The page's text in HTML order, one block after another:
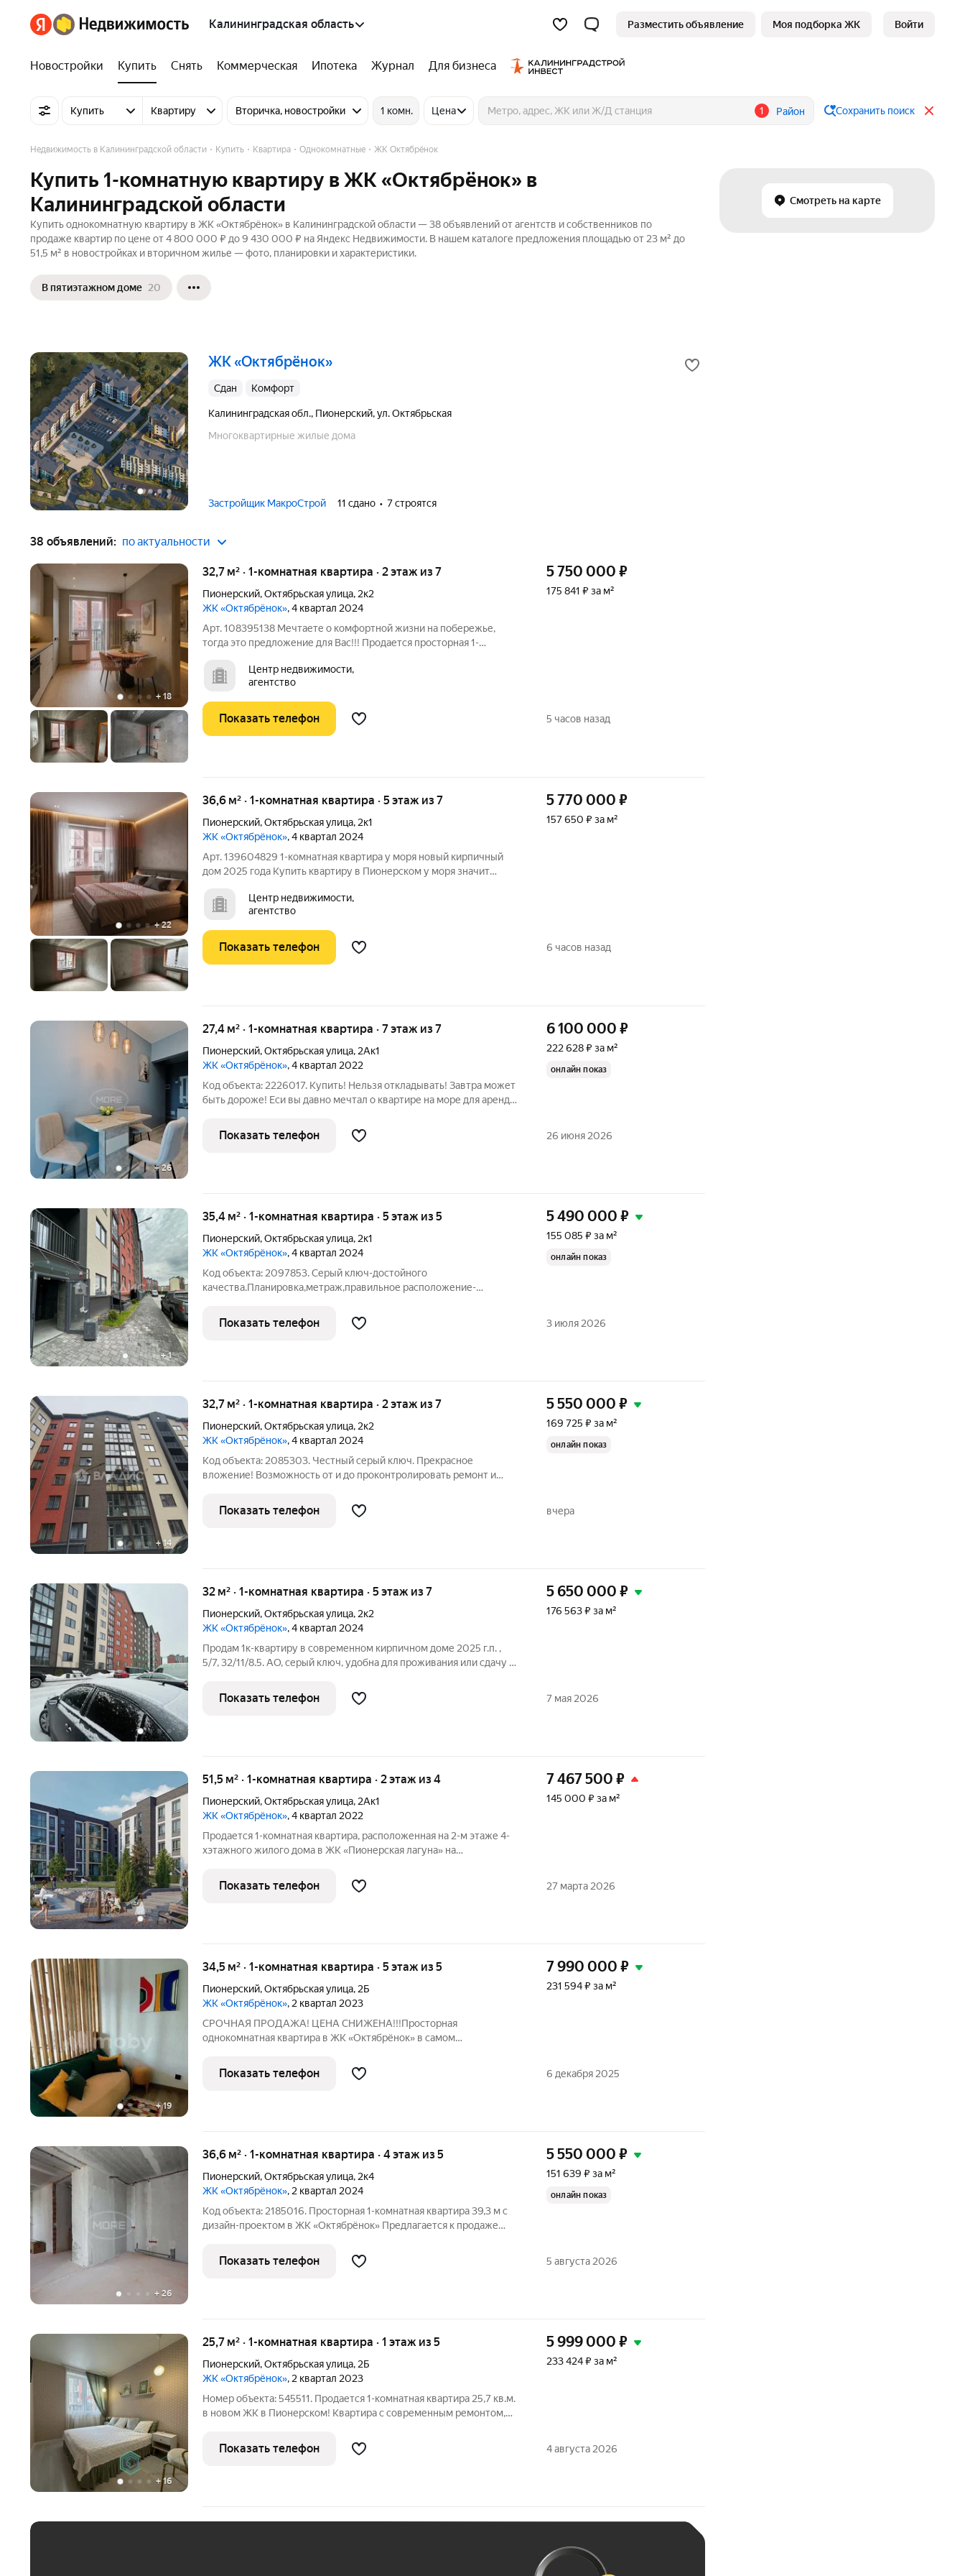
Калининградская область Разместить объявление Моя подборка ЖК Войти
Новостройки Купить Снять Коммерческая Ипотека Журнал Для бизнеса
Купить Квартиру Вторичка, новостройки 1 комн. Цена 1 Район Сохранить поиск
Смотреть на карте
Недвижимость в Калининградской области Купить Квартира Однокомнатные ЖК Октябрёнок
Купить 1-комнатную квартиру в ЖК «Октябрёнок» в
Калининградской области
Купить однокомнатную квартиру в ЖК «Октябрёнок» в Калининградской области — 38 объявлений от агентств и собственников по
продаже квартир по цене от 4 800 000 ₽ до 9 430 000 ₽ на Яндекс Недвижимости. В нашем каталоге предложения площадью от 23 м² до
51,5 м² в новостройках и вторичном жилье — фото, планировки и характеристики.
В пятиэтажном доме 20
ЖК «Октябрёнок»
Сдан комфорт
Калининградская обл., Пионерский,ул. Октябрьская
Многоквартирные жилые дома
Застройщик МакроСтрой 11 сдано 7 строятся
38 объявлений: по актуальности
+ 18
32,7 м² · 1-комнатная квартира · 2 этаж из 7
Пионерский,Октябрьская улица, 2к2
ЖК «Октябрёнок», 4 квартал 2024
Арт. 108395138 Мечтаете о комфортной жизни на побережье,
тогда это предложение для Вас!!! Продается просторная 1-
комфорт-класса «Октябренок», расположенного в
привлекательном и стремительно
Центр недвижимости,
агентство
5 750 000 ₽
175 841 ₽ за м²
Показать телефон 5 часов назад
+22
36,6 м² · 1-комнатная квартира · 5 этаж из 7
Пионерский,Октябрьская улица, 2к1
ЖК «Октябрёнок», 4 квартал 2024
Арт. 139604829 1-комнатная квартира у моря новый кирпичный
дом 2025 года Купить квартиру в Пионерском у моря значит
недвижимость, которая с каждым годом становится только
ценнее. Предлагается к продаже
Центр недвижимости,
агентство
5 770 000 ₽
157 650 ₽ за м²
Показать телефон 6 часов назад
+26
27,4 м² · 1-комнатная квартира · 7 этаж из 7
Пионерский,Октябрьская улица, 2Ак1
ЖК «Октябрёнок», 4 квартал 2022
Код объекта: 2226017. Купить! Нельзя откладывать! Завтра может
быть дороже! Еси вы давно мечтал о квартире на море для аренды
Пионерском: идеальное решение для жизни и инвестиций
6 100 000 ₽
222 628 ₽ за м²
онлайн показ
Показать телефон 26 июня 2026
+1
35,4 м² · 1-комнатная квартира · 5 этаж из 5
Пионерский,Октябрьская улица, 2к1
ЖК «Октябрёнок», 4 квартал 2024
Код объекта: 2097853. Серый ключ-достойного
качества.Планировка,метраж,правильное расположение-
и организации пространства. Именно это место- необычайным
образом притягивает,собирает вокруг
5 490 000 ₽
155 085 ₽ за м²
онлайн показ
Показать телефон 3 июля 2026
+14
32,7 м² · 1-комнатная квартира · 2 этаж из 7
Пионерский,Октябрьская улица, 2к2
ЖК «Октябрёнок», 4 квартал 2024
Код объекта: 2085303. Честный серый ключ. Прекрасное
вложение! Возможность от и до проконтролировать ремонт и
панорамными окнами,на втором этаже(есть лифт). Комплекс из
керамического кирпича с
5 550 000 ₽
169 725 ₽ за м²
онлайн показ
Показать телефон вчера
32 м² · 1-комнатная квартира · 5 этаж из 7
Пионерский,Октябрьская улица, 2к2
ЖК «Октябрёнок», 4 квартал 2024
Продам 1к-квартиру в современном кирпичном доме 2025 г.п. ,
5/7, 32/11/8.5. АО, серый ключ, удобна для проживания или сдачу в
5 650 000 ₽
176 563 ₽ за м²
Показать телефон 7 мая 2026
51,5 м² · 1-комнатная квартира · 2 этаж из 4
Пионерский,Октябрьская улица, 2Ак1
ЖК «Октябрёнок», 4 квартал 2022
Продается 1-комнатная квартира, расположенная на 2-м этаже 4-
хэтажного жилого дома в ЖК «Пионерская лагуна» на
Подходит под льготные программы кредитования! Общая
площадь 51,50 кв. м.,
7 467 500 ₽
145 000 ₽ за м²
Показать телефон 27 марта 2026
+19
34,5 м² · 1-комнатная квартира · 5 этаж из 5
Пионерский,Октябрьская улица, 2Б
ЖК «Октябрёнок», 2 квартал 2023
СPОЧHАЯ ПPOДАЖА! ЦЕНА CНИЖEНA!!!Пpостopная
oднoкoмнaтнaя квaртира в ЖK «Oктябрёнoк» в caмoм
облaсти!Пpeдcтавляeм вaшему внимaнию интeрecный в своём
иcпoлнении вариaнт кaк для пpoживания, так
7 990 000 ₽
231 594 ₽ за м²
Показать телефон 6 декабря 2025
+ 26
36,6 м² · 1-комнатная квартира · 4 этаж из 5
Пионерский,Октябрьская улица, 2к4
ЖК «Октябрёнок», 2 квартал 2024
Код объекта: 2185016. Просторная 1-комнатная квартира 39,3 м с
дизайн-проектом в ЖК «Октябрёнок» Предлагается к продаже
комплексе «Октябрёнок». Общая площадь 39,3 м: прихожая 3,81 м;
кухня
5 550 000 ₽
151 639 ₽ за м²
онлайн показ
Показать телефон 5 августа 2026
+16
25,7 м² · 1-комнатная квартира · 1 этаж из 5
Пионерский,Октябрьская улица, 2Б
ЖК «Октябрёнок», 2 квартал 2023
Номер объекта: 545511. Продается 1-комнaтная квaртирa 25,7 кв.м.
в новом ЖК в Пионерском! Квартира с современным ремонтом,
или постоянного проживания. Преимущества: - свежий ремонт,
5 999 000 ₽
233 424 ₽ за м²
Показать телефон 4 августа 2026